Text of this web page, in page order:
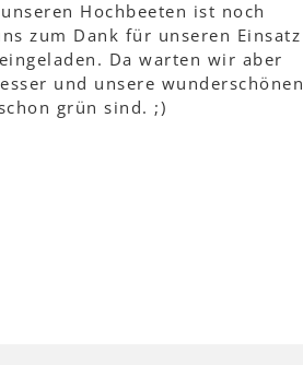
Hochbeeten ist noch
zum Dank für unseren Einsatz
Da warten wir aber
und unsere wunderschönen
grün sind. ;)